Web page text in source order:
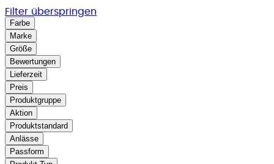
Filter überspringen
Farbe
Marke
Größe
Bewertungen
Lieferzeit
Preis
Produktgruppe
Aktion
Produktstandard
Anlässe
Passform